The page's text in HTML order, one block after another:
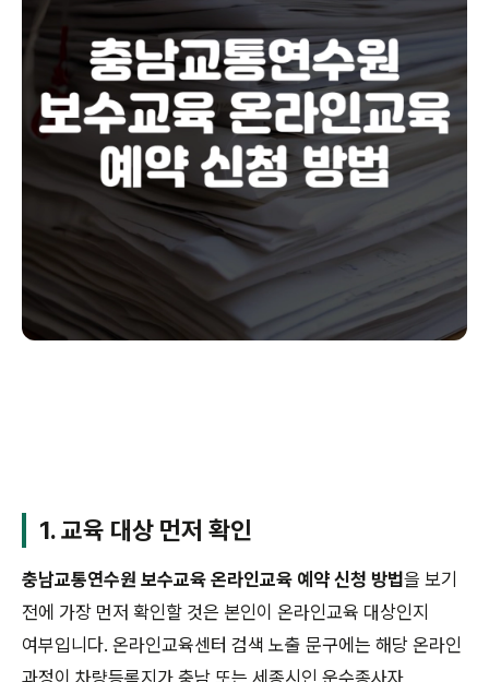
1. 교육 대상 먼저 확인
충남교통연수원 보수교육 온라인교육 예약 신청 방법을 보기
전에 가장 먼저 확인할 것은 본인이 온라인교육 대상인지
여부입니다. 온라인교육센터 검색 노출 문구에는 해당 온라인